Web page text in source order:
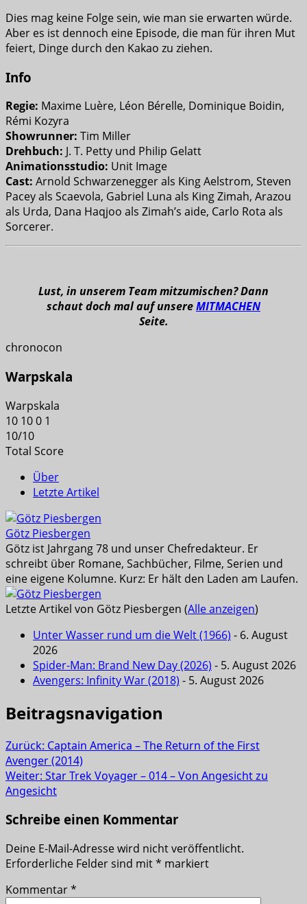
Dies mag keine Folge sein, wie man sie erwarten würde.
Aber es ist dennoch eine Episode, die man für ihren Mut
feiert, Dinge durch den Kakao zu ziehen.
Info
Regie: Maxime Luère, Léon Bérelle, Dominique Boidin,
Rémi Kozyra
Showrunner: Tim Miller
Drehbuch: J. T. Petty und Philip Gelatt
Animationsstudio: Unit Image
Cast: Arnold Schwarzenegger als King Aelstrom, Steven
Pacey als Scaevola, Gabriel Luna als King Zimah, Arazou
als Urda, Dana Haqjoo als Zimah’s aide, Carlo Rota als
Sorcerer.
Lust, in unserem Team mitzumischen? Dann
schaut doch mal auf unsereMITMACHEN
Seite.
chronocon
Warpskala
Warpskala
10 100 1
10/10
Total Score
Über
Letzte Artikel
Götz Piesbergen
Götz ist Jahrgang 78 und unser Chefredakteur. Er
schreibt über Romane, Sachbücher, Filme, Serien und
eine eigene Kolumne. Kurz: Er hält den Laden am Laufen.
Letzte Artikel von Götz Piesbergen (Alle anzeigen)
Unter Wasser rund um die Welt (1966) - 6. August
2026
Spider-Man: Brand New Day (2026) - 5. August 2026
Avengers: Infinity War (2018) - 5. August 2026
Beitragsnavigation
Zurück: Captain America – The Return of the First
Avenger (2014)
Weiter: Star Trek Voyager – 014 – Von Angesicht zu
Angesicht
Schreibe einen Kommentar
Deine E-Mail-Adresse wird nicht veröffentlicht.
Erforderliche Felder sind mit* markiert
Kommentar*